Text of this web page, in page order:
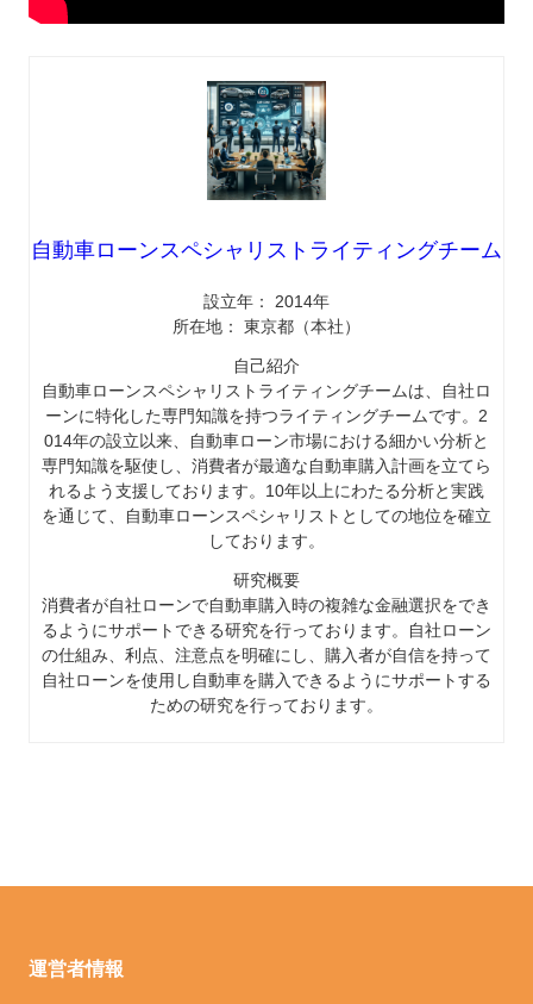
自動車ローンスペシャリストライティングチーム
設立年： 2014年
所在地： 東京都（本社）
自己紹介
自動車ローンスペシャリストライティングチームは、自社ロ
ーンに特化した専門知識を持つライティングチームです。2
014年の設立以来、自動車ローン市場における細かい分析と
専門知識を駆使し、消費者が最適な自動車購入計画を立てら
れるよう支援しております。10年以上にわたる分析と実践
を通じて、自動車ローンスペシャリストとしての地位を確立
しております。
研究概要
消費者が自社ローンで自動車購入時の複雑な金融選択をでき
るようにサポートできる研究を行っております。自社ローン
の仕組み、利点、注意点を明確にし、購入者が自信を持って
自社ローンを使用し自動車を購入できるようにサポートする
ための研究を行っております。
運営者情報